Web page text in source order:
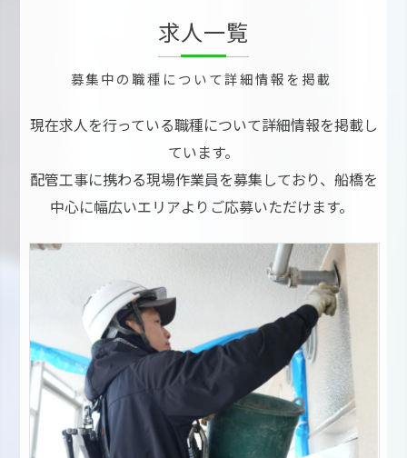
募集中の職種について詳細情報を掲載
求人一覧
現在求人を行っている職種について詳細情報を掲載し
ています。
配管工事に携わる現場作業員を募集しており、船橋を
中心に幅広いエリアよりご応募いただけます。